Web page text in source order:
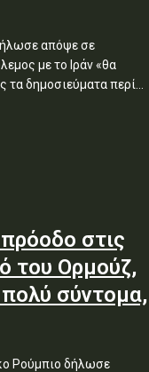
απόψε σε
με το Ιράν «θα
Σχολιάζοντας τα δημοσιεύματα περί...
στις
του Ορμούζ,
σύντομα,
Ρούμπιο δήλωσε